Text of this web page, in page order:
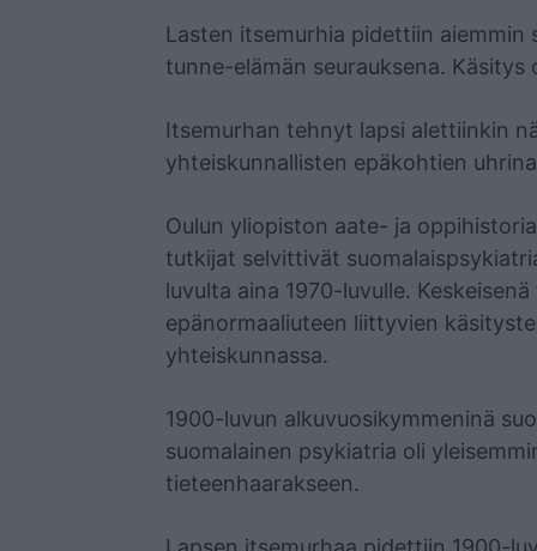
Lasten itsemurhia pidettiin aiemmin
tunne-elämän seurauksena.
Itsemurhan tehnyt lapsi alettiinkin
yhteiskunnallisten epäkohtien
Oulun yliopiston aate- ja
tutkijat selvittivät
luvulta aina 1970-luvulle.
epänormaaliuteen liittyvien
yhteiskunnassa.
1900-luvun alkuvuosikymmeninä
suomalainen psykiatria oli
tieteenhaarakseen.